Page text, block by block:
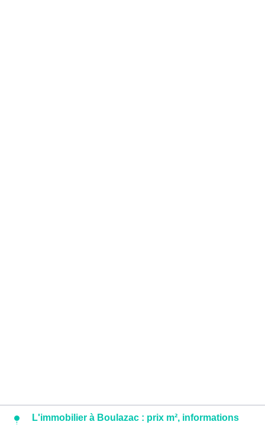
L'immobilier à Boulazac : prix m², informations